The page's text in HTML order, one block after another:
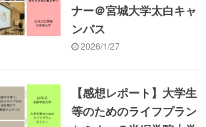
ナー＠宮城大学太白キャ
ンパス
2026/1/27
【感想レポート】大学生
等のためのライフプラン